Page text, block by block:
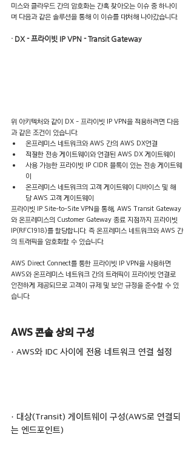
미스와 클라우드 간의 암호화는 간혹 찾아오는 이슈 중 하나이
며 다음과 같은 솔루션을 통해 이 이슈를 대처해 나아갔습니다.
· DX - 프라이빗 IP VPN - Transit Gateway
위 아키텍처와 같이 DX - 프라이빗 IP VPN을 적용하려면 다음
과 같은 조건이 있습니다.
온프레미스 네트워크와 AWS 간의 AWS DX연결
적절한 전송 게이트웨이와 연결된 AWS DX 게이트웨이
사용 가능한 프라이빗 IP CIDR 블록이 있는 전송 게이트웨
이
온프레미스 네트워크의 고객 게이트웨이 디바이스 및 해
당 AWS 고객 게이트웨이
프라이빗 IP Site-to-Site VPN을 통해, AWS Transit Gateway
와 온프레미스의 Customer Gateway 종료 지점까지 프라이빗
IP(RFC1918)를 할당합니다. 즉 온프레미스 네트워크와 AWS 간
의 트래픽을 암호화할 수 있습니다.
AWS Direct Connect를 통한 프라이빗 IP VPN을 사용하면
AWS와 온프레미스 네트워크 간의 트래픽이 프라이빗 연결로
안전하게 제공되므로 고객이 규제 및 보안 규정을 준수할 수 있
습니다.
AWS 콘솔 상의 구성
· AWS와 IDC 사이에 전용 네트워크 연결 설정
· 대상(Transit) 게이트웨이 구성(AWS로 연결되
는 엔드포인트)